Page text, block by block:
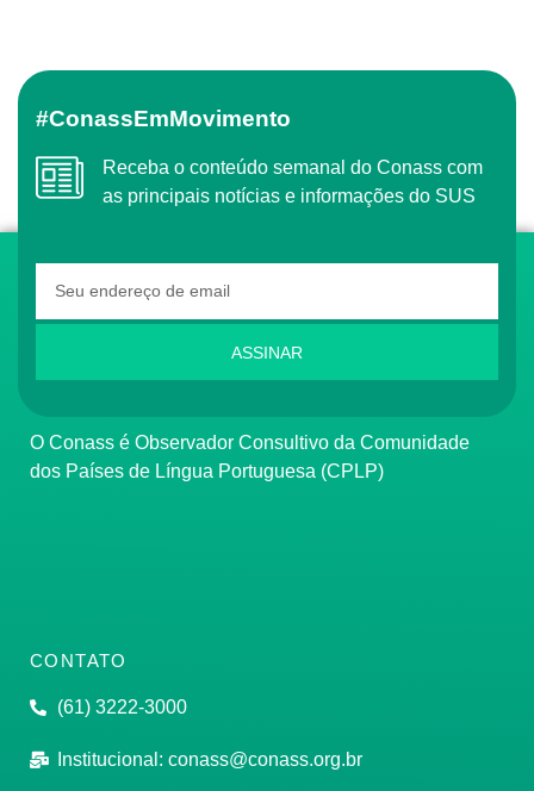
#ConassEmMovimento
Receba o conteúdo semanal do Conass com
as principais notícias e informações do SUS
ASSINAR
O Conass é Observador Consultivo da Comunidade
dos Países de Língua Portuguesa (CPLP)
CONTATO
(61) 3222-3000
Institucional: conass@conass.org.br